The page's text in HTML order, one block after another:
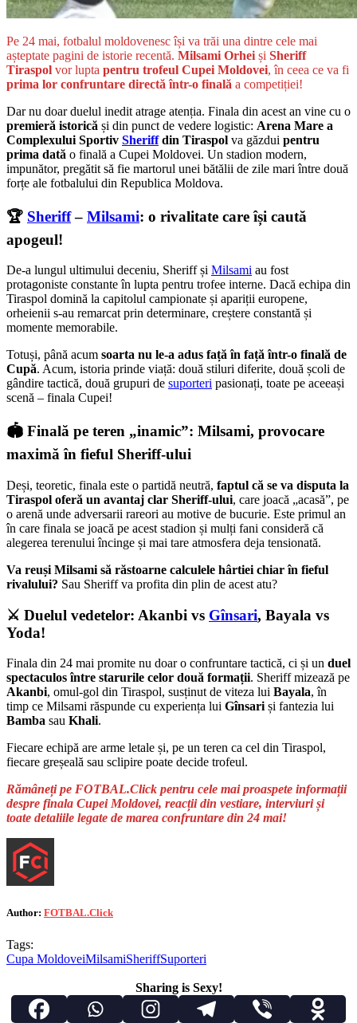
Pe 24 mai, fotbalul moldovenesc își va trăi una dintre cele mai
așteptate pagini de istorie recentă. Milsami Orhei și Sheriff
Tiraspol vor lupta pentru trofeul Cupei Moldovei, în ceea ce va fi
prima lor confruntare directă într-o finală a competiției!
Dar nu doar duelul inedit atrage atenția. Finala din acest an vine cu o
premieră istorică și din punct de vedere logistic: Arena Mare a
Complexului Sportiv Sheriffdin Tiraspol va găzdui pentru
prima dată o finală a Cupei Moldovei. Un stadion modern,
impunător, pregătit să fie martorul unei bătălii de zile mari între două
forțe ale fotbalului din Republica Moldova.
🏆 Sheriff– Milsami: o rivalitate care își caută
apogeul!
De-a lungul ultimului deceniu, Sheriff și Milsami au fost
protagoniste constante în lupta pentru trofee interne. Dacă echipa din
Tiraspol domină la capitolul campionate și apariții europene,
orheienii s-au remarcat prin determinare, creștere constantă și
momente memorabile.
Totuși, până acum soarta nu le-a adus față în față într-o finală de
Cupă. Acum, istoria prinde viață: două stiluri diferite, două școli de
gândire tactică, două grupuri de suporteri pasionați, toate pe aceeași
scenă – finala Cupei!
🏟️ Finală pe teren „inamic”: Milsami, provocare
maximă în fieful Sheriff-ului
Deși, teoretic, finala este o partidă neutră, faptul că se va disputa la
Tiraspol oferă un avantaj clar Sheriff-ului, care joacă „acasă”, pe
o arenă unde adversarii rareori au motive de bucurie. Este primul an
în care finala se joacă pe acest stadion și mulți fani consideră că
alegerea terenului încinge și mai tare atmosfera deja tensionată.
Va reuși Milsami să răstoarne calculele hârtiei chiar în fieful
rivalului? Sau Sheriff va profita din plin de acest atu?
⚔️ Duelul vedetelor: Akanbi vs Gînsari, Bayala vs
Yoda!
Finala din 24 mai promite nu doar o confruntare tactică, ci și un duel
spectaculos între starurile celor două formații. Sheriff mizează pe
Akanbi, omul-gol din Tiraspol, susținut de viteza lui Bayala, în
timp ce Milsami răspunde cu experiența lui Gînsari și fantezia lui
Bamba sau Khali.
Fiecare echipă are arme letale și, pe un teren ca cel din Tiraspol,
fiecare greșeală sau sclipire poate decide trofeul.
Rămâneți pe FOTBAL.Click pentru cele mai proaspete informații
despre finala Cupei Moldovei, reacții din vestiare, interviuri și
toate detaliile legate de marea confruntare din 24 mai!
Author: FOTBAL.Click
Tags:
Cupa MoldoveiMilsamiSheriffSuporteri
Sharing is Sexy!